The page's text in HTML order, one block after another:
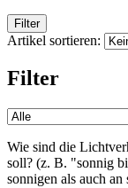
Filter
Artikel sortieren:
Filter
Wie sind die
soll? (z. B. "sonnig
sonnigen als auch